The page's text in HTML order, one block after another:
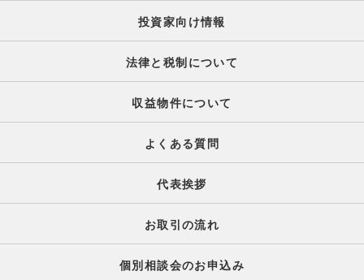
投資家向け情報
法律と税制について
収益物件について
よくある質問
代表挨拶
お取引の流れ
個別相談会のお申込み